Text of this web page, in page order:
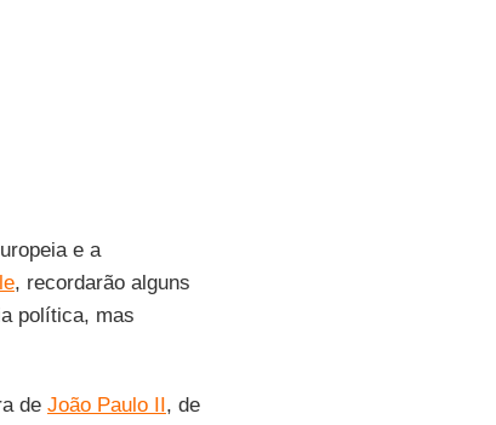
e a
, recordarão alguns
política, mas
de João Paulo II, de